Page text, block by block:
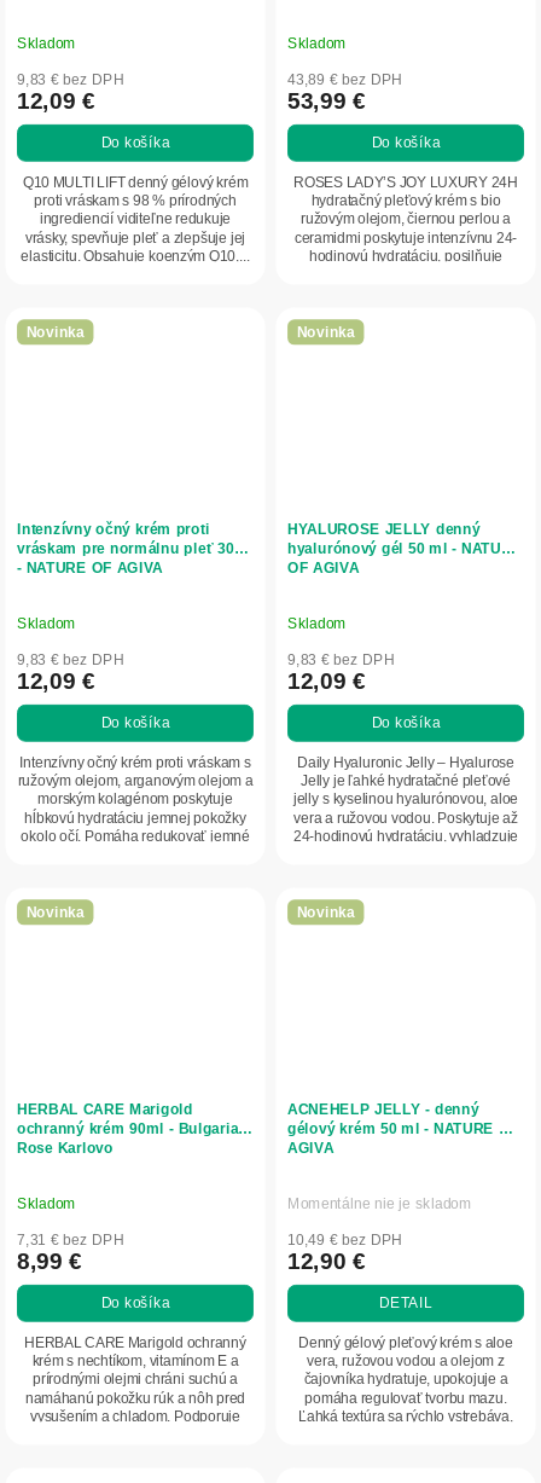
Skladom
9,83 € bez DPH
12,09 €
Do košíka
Q10 MULTI LIFT denný gélový krém
proti vráskam s 98 % prírodných
ingrediencií viditeľne redukuje
vrásky, spevňuje pleť a zlepšuje jej
elasticitu. Obsahuje koenzým Q10,...
Skladom
43,89 € bez DPH
53,99 €
Do košíka
ROSES LADY’S JOY LUXURY 24H
hydratačný pleťový krém s bio
ružovým olejom, čiernou perlou a
ceramidmi poskytuje intenzívnu 24-
hodinovú hydratáciu, posilňuje
Novinka
Intenzívny očný krém proti
vráskam pre normálnu pleť 30ml
- NATURE OF AGIVA
Skladom
9,83 € bez DPH
12,09 €
Do košíka
Intenzívny očný krém proti vráskam s
ružovým olejom, arganovým olejom a
morským kolagénom poskytuje
hĺbkovú hydratáciu jemnej pokožky
okolo očí. Pomáha redukovať jemné
Novinka
HYALUROSE JELLY denný
hyalurónový gél 50 ml - NATURE
OF AGIVA
Skladom
9,83 € bez DPH
12,09 €
Do košíka
Daily Hyaluronic Jelly – Hyalurose
Jelly je ľahké hydratačné pleťové
jelly s kyselinou hyalurónovou, aloe
vera a ružovou vodou. Poskytuje až
24-hodinovú hydratáciu, vyhladzuje
Novinka
HERBAL CARE Marigold
ochranný krém 90ml - Bulgarian
Rose Karlovo
Skladom
7,31 € bez DPH
8,99 €
Do košíka
HERBAL CARE Marigold ochranný
krém s nechtíkom, vitamínom E a
prírodnými olejmi chráni suchú a
namáhanú pokožku rúk a nôh pred
vysušením a chladom. Podporuje
Novinka
ACNEHELP JELLY - denný
gélový krém 50 ml - NATURE OF
AGIVA
Momentálne nie je skladom
10,49 € bez DPH
12,90 €
DETAIL
Denný gélový pleťový krém s aloe
vera, ružovou vodou a olejom z
čajovníka hydratuje, upokojuje a
pomáha regulovať tvorbu mazu.
Ľahká textúra sa rýchlo vstrebáva,